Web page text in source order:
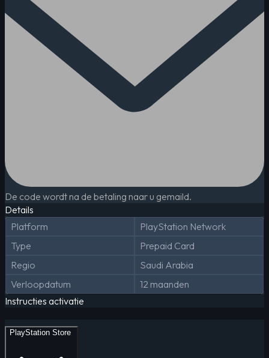
De code wordt na de betaling naar u gemaild.
Details
Platform
PlayStation Network
Type
Prepaid Card
Regio
Saudi Arabia
Verloopdatum
12 maanden
Instructies activatie
PlayStation Store